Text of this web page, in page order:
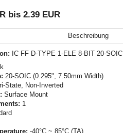
bis 2.39 EUR
Beschreibung
IC FF D-TYPE 1-ELE 8-BIT 20-SOIC
20-SOIC (0.295", 7.50mm Width)
State, Non-Inverted
Surface Mount
1
-40°C ~ 85°C (TA)